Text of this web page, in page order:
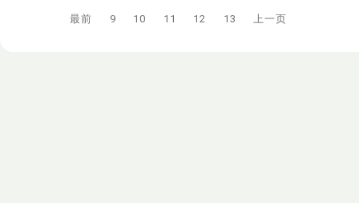
最前 9 10 11 12 13 上一页